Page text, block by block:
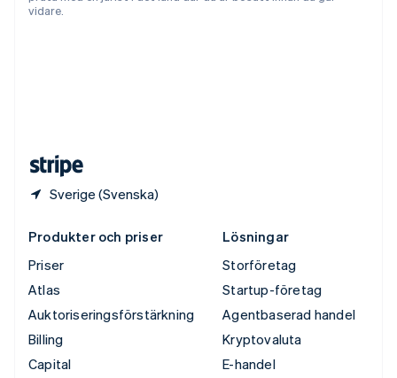
vidare.
Sverige (Svenska)
English
Produkter och priser
Priser
Atlas
Auktoriseringsförstärkning
Billing
Capital
Lösningar
Storföretag
Startup-företag
Agentbaserad handel
Kryptovaluta
E-handel